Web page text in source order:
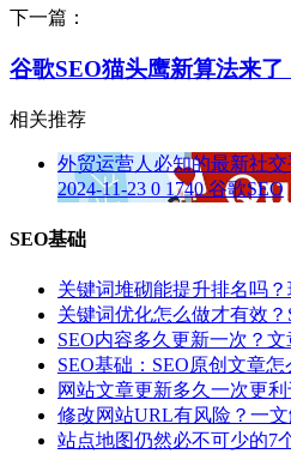
下一篇：
谷歌SEO猫头鹰新算法来
相关推荐
外贸运营人必知的最新社
2024-11-23 0 1740 谷歌SEO
SEO基础
关键词堆砌能提升排名吗
关键词优化怎么做才有效
SEO内容多久更新一次？
SEO基础：SEO原创文章
网站文章更新多久一次更
修改网站URL有风险？一
站点地图仍然必不可少的7